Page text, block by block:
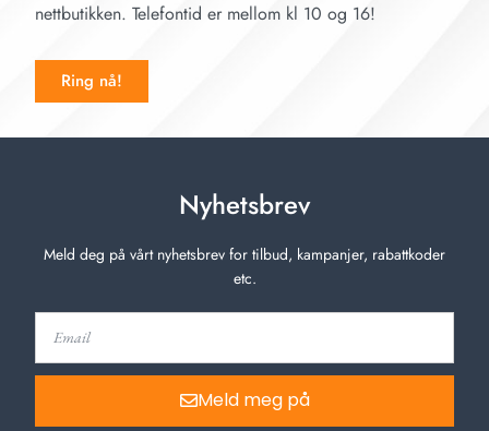
nettbutikken. Telefontid er mellom kl 10 og 16!
Ring nå!
Nyhetsbrev
Meld deg på vårt nyhetsbrev for tilbud, kampanjer, rabattkoder
etc.
Meld meg på